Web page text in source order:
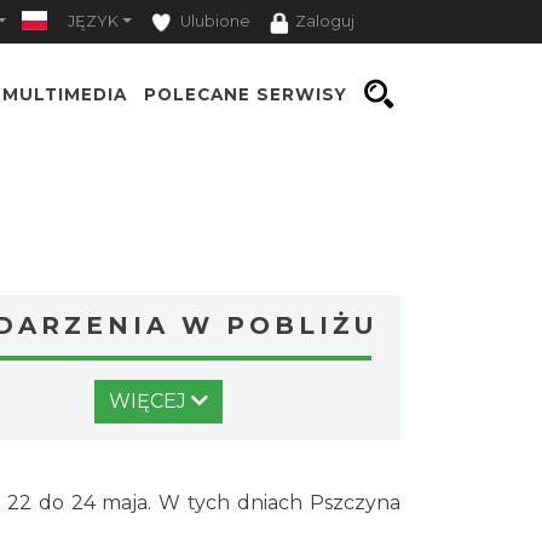
JĘZYK Ulubione Zaloguj
MULTIMEDIA POLECANE SERWISY
W POBLIŻU
Święto Ziół w pszczyńskim
skansenie
Pszczyna
Wystawa prof. Włodzimierza
WIĘCEJ
do 24 maja. W tych dniach Pszczyna